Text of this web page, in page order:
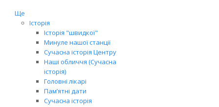
Ще
Історія
Історія "швидкої"
Минуле нашої станції
Сучасна історія Центру
Наші обличчя (Сучасна
історія)
Головні лікарі
Пам’ятні дати
Сучасна історія